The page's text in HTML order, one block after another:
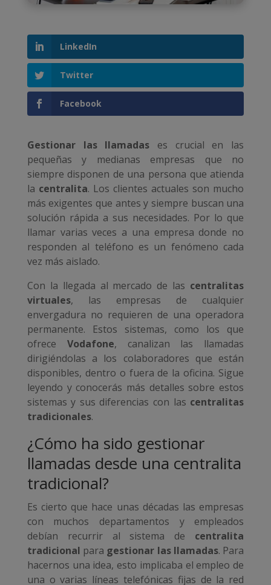
LinkedIn
Twitter
Facebook
Gestionar las llamadas es crucial en las
pequeñas y medianas empresas que no
siempre disponen de una persona que atienda
la centralita. Los clientes actuales son mucho
más exigentes que antes y siempre buscan una
solución rápida a sus necesidades. Por lo que
llamar varias veces a una empresa donde no
responden al teléfono es un fenómeno cada
vez más aislado.
Con la llegada al mercado de las centralitas
virtuales, las empresas de cualquier
envergadura no requieren de una operadora
permanente. Estos sistemas, como los que
ofrece Vodafone, canalizan las llamadas
dirigiéndolas a los colaboradores que están
disponibles, dentro o fuera de la oficina. Sigue
leyendo y conocerás más detalles sobre estos
sistemas y sus diferencias con las centralitas
tradicionales.
¿Cómo ha sido gestionar
llamadas desde una centralita
tradicional?
Es cierto que hace unas décadas las empresas
con muchos departamentos y empleados
debían recurrir al sistema de centralita
tradicional para gestionar las llamadas. Para
hacernos una idea, esto implicaba el empleo de
una o varias líneas telefónicas fijas de la red